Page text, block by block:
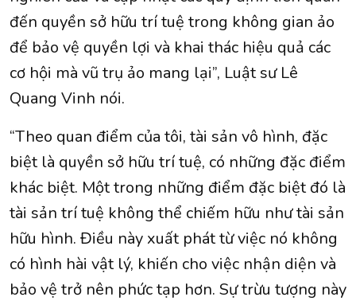
đến quyền sở hữu trí tuệ trong không gian ảo
để bảo vệ quyền lợi và khai thác hiệu quả các
cơ hội mà vũ trụ ảo mang lại”, Luật sư Lê
Quang Vinh nói.
“Theo quan điểm của tôi, tài sản vô hình, đặc
biệt là quyền sở hữu trí tuệ, có những đặc điểm
khác biệt. Một trong những điểm đặc biệt đó là
tài sản trí tuệ không thể chiếm hữu như tài sản
hữu hình. Điều này xuất phát từ việc nó không
có hình hài vật lý, khiến cho việc nhận diện và
bảo vệ trở nên phức tạp hơn. Sự trừu tượng này